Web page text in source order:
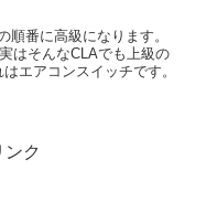
番に高級になります。
そんなCLAでも上級の
エアコンスイッチです。
ク